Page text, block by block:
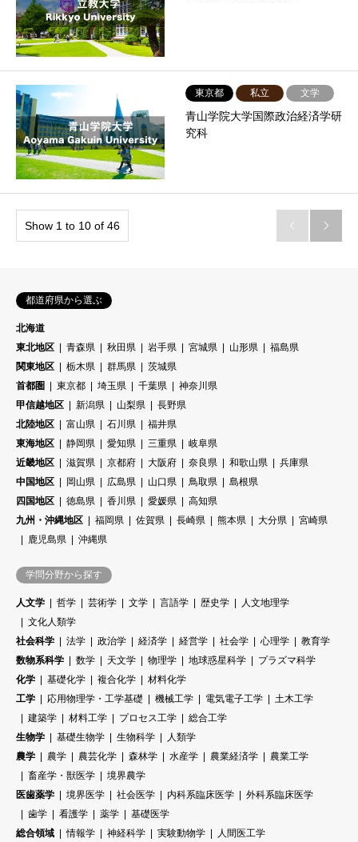
東京都 私立 文学
青山学院大学国際政治経済学研
究科
Show 1 to 10 of 46  
都道府県から選ぶ
北海道
東北地区
青森県 秋田県 岩手県 宮城県 山形県
福島県
関東地区
栃木県 群馬県
茨城県
首都圏
東京都 埼玉県 千葉県
神奈川県
甲信越地区
新潟県 山梨県
長野県
北陸地区
富山県 石川県
福井県
東海地区
静岡県 愛知県 三重県
岐阜県
近畿地区
滋賀県 京都府 大阪府 奈良県 和歌山県
兵庫県
中国地区
岡山県 広島県 山口県 鳥取県
島根県
四国地区
徳島県 香川県 愛媛県
高知県
九州・沖縄地区
福岡県 佐賀県 長崎県 熊本県 大分県
宮崎県
鹿児島県
沖縄県
学問分野から探す
人文学 哲学 芸術学 文学 言語学 歴史学
人文地理学
文化人類学
社会科学
法学 政治学 経済学 経営学 社会学 心理学
教育学
数物系科学
数学 天文学 物理学 地球惑星科学
プラズマ科学
化学
基礎化学 複合化学
材料化学
工学
応用物理学・工学基礎 機械工学 電気電子工学
土木工学
建築学
材料工学 プロセス工学
総合工学
生物学
基礎生物学 生物科学
人類学
農学
農学 農芸化学 森林学 水産学 農業経済学
農業工学
畜産学・獣医学
境界農学
医歯薬学
境界医学 社会医学 内科系臨床医学
外科系臨床医学
歯学
看護学 薬学
基礎医学
総合領域
情報学 神経科学 実験動物学 人間医工学